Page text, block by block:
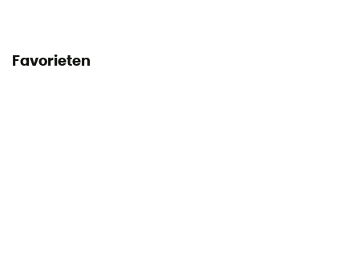
Favorieten